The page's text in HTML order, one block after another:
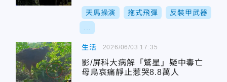
天馬操演 拖式飛彈 反裝甲武器
生活
影/屏科大病解「鷲星」疑中毒亡
母鳥哀痛靜止惹哭8.8萬人
2026/06/03 17:35